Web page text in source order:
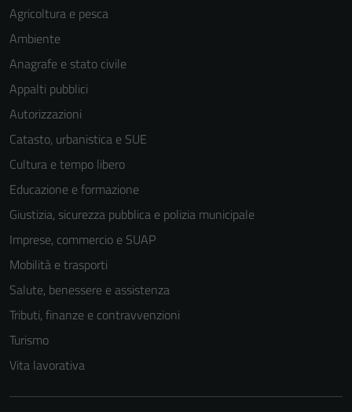
Agricoltura e pesca
Ambiente
Anagrafe e stato civile
Appalti pubblici
Autorizzazioni
Catasto, urbanistica e SUE
Cultura e tempo libero
Educazione e formazione
Giustizia, sicurezza pubblica e polizia municipale
Imprese, commercio e SUAP
Mobilità e trasporti
Salute, benessere e assistenza
Tributi, finanze e contravvenzioni
Turismo
Vita lavorativa
essere